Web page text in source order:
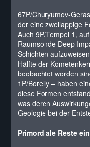
67P/Churyumov-
der eine zweilappige
Auch 9P/Tempel 1,
Raumsonde Deep
Schichten
Hälfte der
beobachtet worden
1P/Borelly – haben
diese Formen
was deren
Geologie bei der
Primordiale Reste